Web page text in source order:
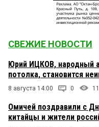
СВЕЖИЕ НОВОСТИ
Юрий ИЦКОВ, народный
потолка, становится
8 августа 14:00 0
Омичей поздравили с
китайцы и жители